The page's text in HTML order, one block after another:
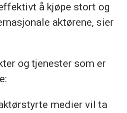
å kjøpe stort og
aktørene, sier
og tjenester som er
medier vil ta